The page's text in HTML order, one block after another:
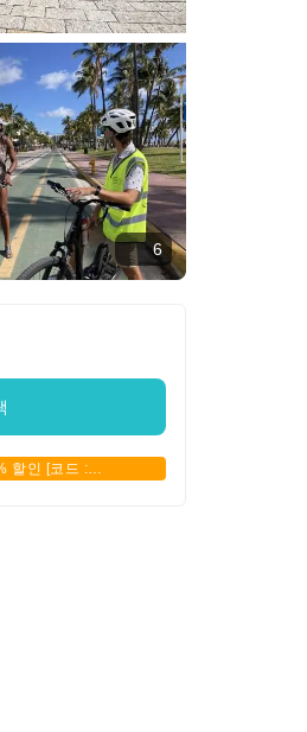
6
할인 [코드 :